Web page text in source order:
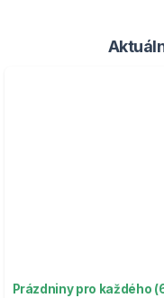
Prázdniny pro každého